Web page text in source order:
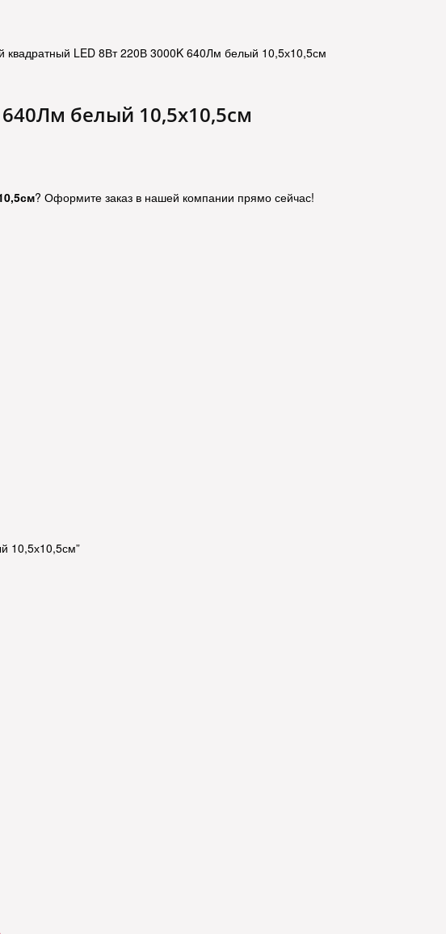
квадратный LED 8Вт 220В 3000K 640Лм белый 10,5х10,5см
белый 10,5х10,5см
? Оформите заказ в нашей компании прямо сейчас!
10,5х10,5см”